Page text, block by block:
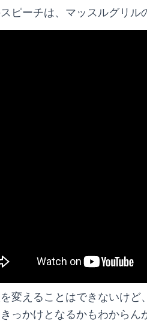
ピーチは、マッスルグリル
変えることはできないけど
っかけとなるかもわからん